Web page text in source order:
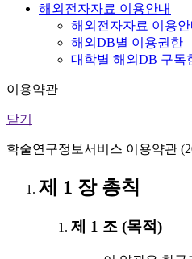
해외전자자료 이용안내
해외전자자료 이용안
해외DB별 이용권한
대학별 해외DB 구독
이용약관
닫기
학술연구정보서비스 이용약관
제 1 장 총칙
제 1 조 (목적)